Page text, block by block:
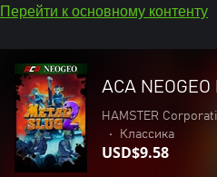
Перейти к основному контенту
ACA
HAMSTER
•
Классика
USD$9.58